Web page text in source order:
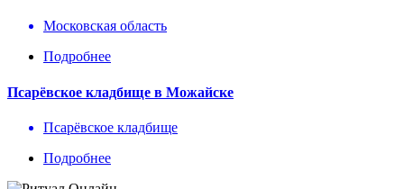
Московская область
Подробнее
Псарёвское кладбище в Можайске
Псарёвское кладбище
Подробнее